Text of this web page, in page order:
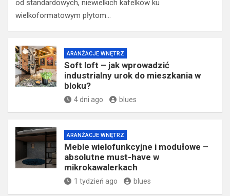
od standardowych, niewielkich kafelków ku
wielkoformatowym płytom…
ARANŻACJE WNĘTRZ
Soft loft – jak wprowadzić
industrialny urok do mieszkania w
bloku?
4 dni ago blues
ARANŻACJE WNĘTRZ
Meble wielofunkcyjne i modułowe –
absolutne must-have w
mikrokawalerkach
1 tydzień ago blues